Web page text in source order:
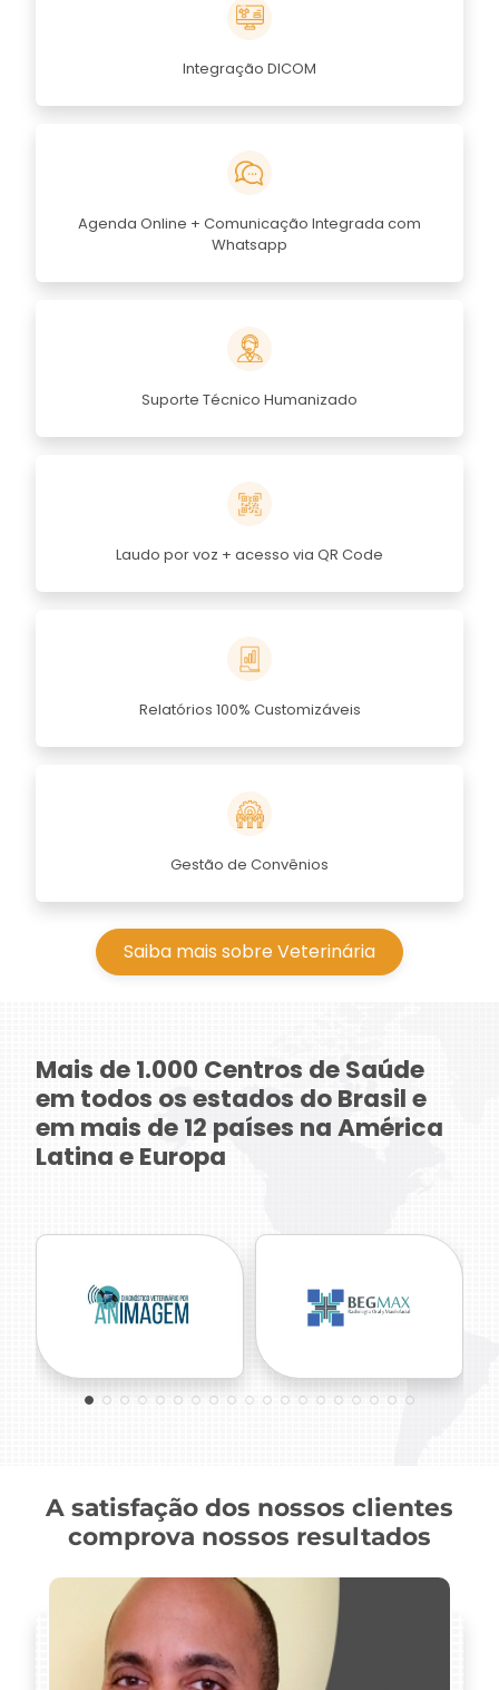
Integração DICOM
Agenda Online + Comunicação Integrada com
Whatsapp
Suporte Técnico Humanizado
Laudo por voz + acesso via QR Code
Relatórios 100% Customizáveis
Gestão de Convênios
Saiba mais sobre Veterinária
Mais de 1.000 Centros de Saúde
em todos os estados do Brasil e
em mais de 12 países na América
Latina e Europa
Hospital
Radiologia
odontológica
A satisfação dos nossos clientes
comprova nossos resultados